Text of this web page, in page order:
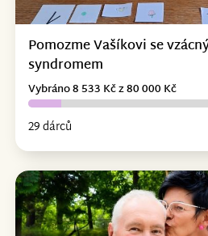
Pomozme Vašíkovi se
syndromem
29 dárců
Vybráno 8 533 Kč z 80 000 Kč